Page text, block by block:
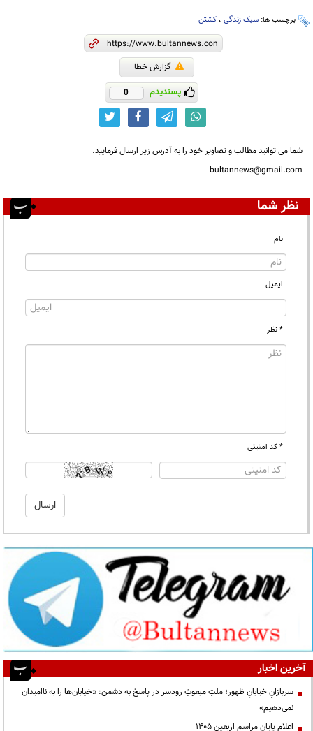
برچسب ها: سبک زندگی ، کشتن
گزارش خطا
پسندیدم 0
شما می توانید مطالب و تصاویر خود را به آدرس زیر ارسال فرمایید.
bultannews@gmail.com
نظر شما
نام
ایمیل
* نظر
* کد امنیتی
آخرین اخبار
سربازانِ خیابانِ ظهور؛ ملتِ مبعوثِ رودسر در پاسخ به دشمن: «خیابان‌ها را به ناامیدان
نمی‌دهیم»
اعلام پایان مراسم اربعین ۱۴۰۵